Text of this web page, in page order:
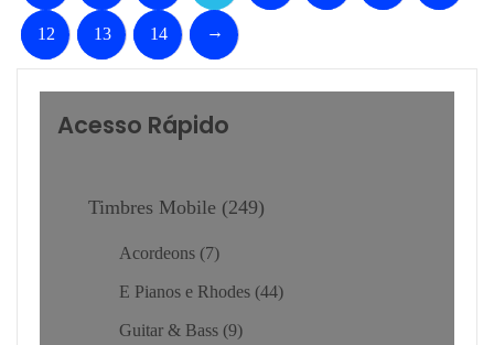
12 13 14 →
Acesso Rápido
Timbres Mobile 249
Acordeons 7
E Pianos e Rhodes 44
Guitar & Bass 9